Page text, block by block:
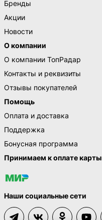
Бренды
Акции
Новости
О компании
О компании ТопРадар
Контакты и реквизиты
Отзывы покупателей
Помощь
Оплата и доставка
Поддержка
Бонусная программа
Принимаем к оплате карты
Наши социальные сети